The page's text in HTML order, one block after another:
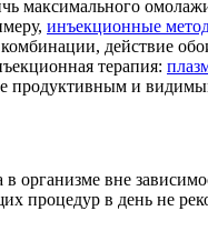
максимального
инъекционные
действие
терапия:
продуктивным и
организме вне
процедур в день не